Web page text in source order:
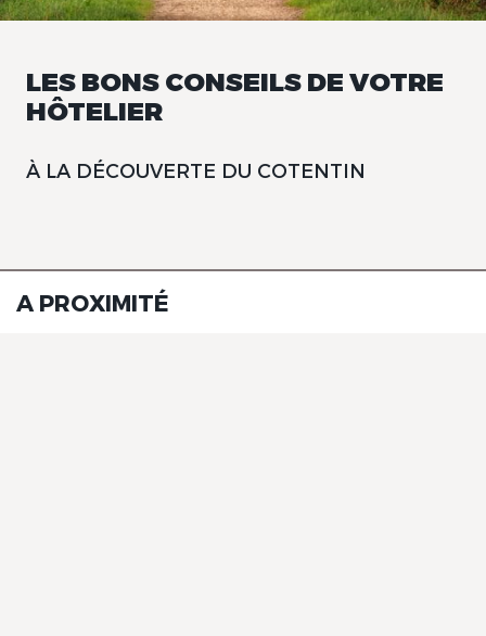
LES BONS CONSEILS DE VOTRE
HÔTELIER
À LA DÉCOUVERTE DU COTENTIN
A PROXIMITÉ